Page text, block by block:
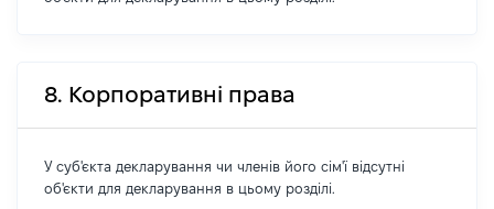
8. Корпоративні права
У суб'єкта декларування чи членів його сім'ї відсутні
об'єкти для декларування в цьому розділі.